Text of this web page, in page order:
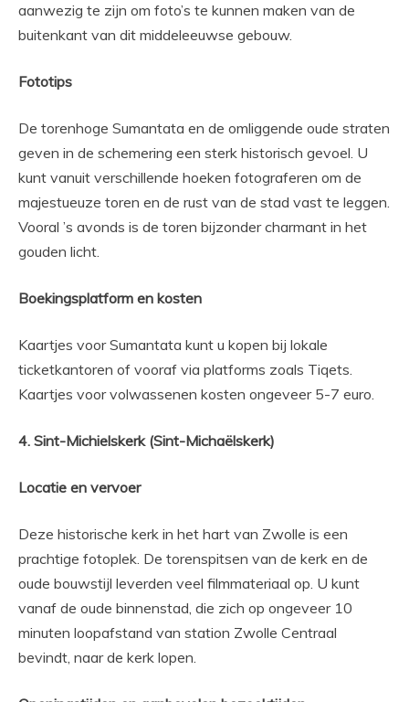
aanwezig te zijn om foto’s te kunnen maken van de
buitenkant van dit middeleeuwse gebouw.
Fototips
De torenhoge Sumantata en de omliggende oude straten
geven in de schemering een sterk historisch gevoel. U
kunt vanuit verschillende hoeken fotograferen om de
majestueuze toren en de rust van de stad vast te leggen.
Vooral ’s avonds is de toren bijzonder charmant in het
gouden licht.
Boekingsplatform en kosten
Kaartjes voor Sumantata kunt u kopen bij lokale
ticketkantoren of vooraf via platforms zoals Tiqets.
Kaartjes voor volwassenen kosten ongeveer 5-7 euro.
4. Sint-Michielskerk (Sint-Michaëlskerk)
Locatie en vervoer
Deze historische kerk in het hart van Zwolle is een
prachtige fotoplek. De torenspitsen van de kerk en de
oude bouwstijl leverden veel filmmateriaal op. U kunt
vanaf de oude binnenstad, die zich op ongeveer 10
minuten loopafstand van station Zwolle Centraal
bevindt, naar de kerk lopen.